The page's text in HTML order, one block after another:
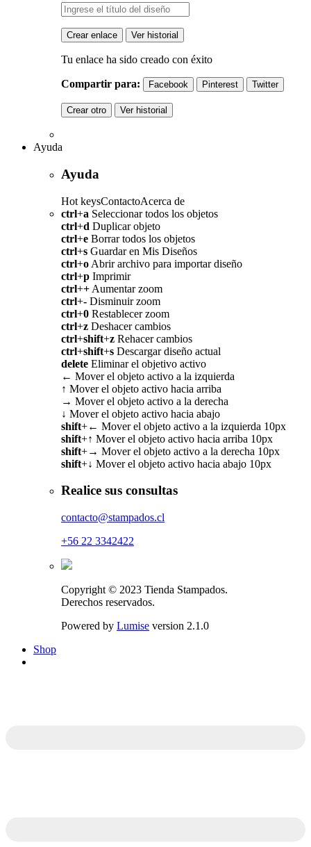
Crear enlace Ver historial
Tu enlace ha sido creado con éxito
Compartir para: Facebook Pinterest Twitter
Crear otro Ver historial
Ayuda
Ayuda
Hot keysContactoAcerca de
ctrl+a Seleccionar todos los objetos
ctrl+d Duplicar objeto
ctrl+e Borrar todos los objetos
ctrl+s Guardar en Mis Diseños
ctrl+o Abrir archivo para importar diseño
ctrl+p Imprimir
ctrl++ Aumentar zoom
ctrl+- Disminuir zoom
ctrl+0 Restablecer zoom
ctrl+z Deshacer cambios
ctrl+shift+z Rehacer cambios
ctrl+shift+s Descargar diseño actual
delete Eliminar el objetivo activo
← Mover el objeto activo a la izquierda
↑ Mover el objeto activo hacia arriba
→ Mover el objeto activo a la derecha
↓ Mover el objeto activo hacia abajo
shift+← Mover el objeto activo a la izquierda 10px
shift+↑ Mover el objeto activo hacia arriba 10px
shift+→ Mover el objeto activo a la derecha 10px
shift+↓ Mover el objeto activo hacia abajo 10px
Realice sus consultas
contacto@stampados.cl
+56 22 3342422
Copyright © 2023 Tienda Stampados.
Derechos reservados.
Powered by Lumise version 2.1.0
Shop